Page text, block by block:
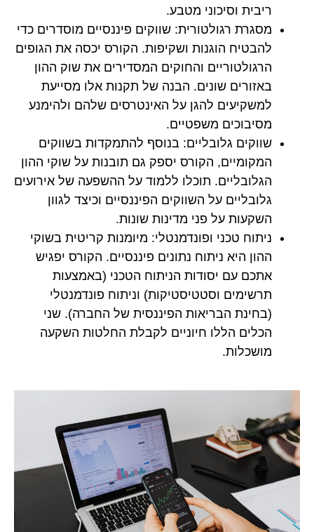
ריבית וסיכוני מטבע.
מסגרת רגולטורית:שווקים פיננסיים מוסדרים כדי
להבטיח הוגנות ושקיפות. הקורס יכסה את הגופים
הרגולטוריים והחוקים המסדירים את שוק ההון
באזורים שונים. הבנה של תקנות אלו מסייעת
למשקיעים להגן על האינטרסים שלהם ולהימנע
מסיבוכים משפטיים.
שווקים גלובליים:בנוסף להתמקדות בשווקים
המקומיים, הקורס יספק גם תובנות על שוקי ההון
הגלובליים. תוכלו ללמוד על ההשפעה של אירועים
גלובליים על השווקים הפיננסיים וכיצד לגוון
השקעות על פני מדינות שונות.
ניתוח טכני ופונדמנטלי:מיומנות קריטית בשוקי
ההון היא ניתוח נתונים פיננסיים. הקורס יפגיש
אתכם עם יסודות הניתוח הטכני (באמצעות
תרשימים וסטטיסטיקות) וניתוח פונדמנטלי
(בחינת הבריאות הפיננסית של החברה). שני
הכלים הללו חיוניים לקבלת החלטות השקעה
מושכלות.